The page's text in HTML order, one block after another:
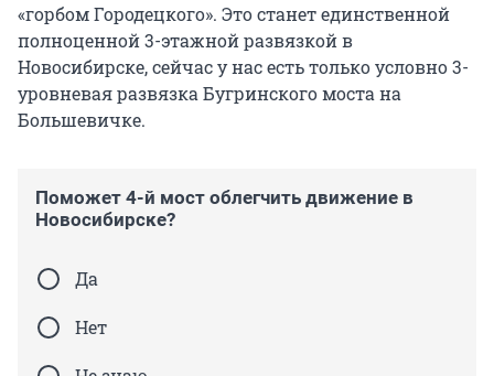
«горбом Городецкого». Это станет единственной
полноценной 3-этажной развязкой в
Новосибирске, сейчас у нас есть только условно 3-
уровневая развязка Бугринского моста на
Большевичке.
Поможет 4-й мост облегчить движение в
Новосибирске?
Да
Нет